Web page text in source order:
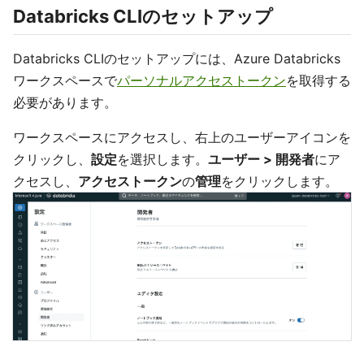
Databricks CLIのセットアップ
Databricks CLIのセットアップには、Azure Databricks
ワークスペースでパーソナルアクセストークンを取得する
必要があります。
ワークスペースにアクセスし、右上のユーザーアイコンを
クリックし、 設定を選択します。 ユーザー > 開発者にア
クセスし、 アクセストークンの管理をクリックします。